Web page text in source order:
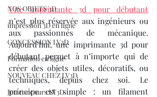
NOS OBJETS 3D
impression 3D en ligne
CONCESSION LV3D
Formation en ligne
NOUVEAU CHEZ LV3D
Jeu concours LV3D
Une imprimante 3d pour débutant
n’est plus réservée aux ingénieurs ou
aux passionnés de mécanique.
Aujourd’hui, une imprimante 3d pour
débutant permet à n’importe qui de
créer des objets utiles, décoratifs, ou
techniques, depuis chez soi. Le
principe est simple : un filament